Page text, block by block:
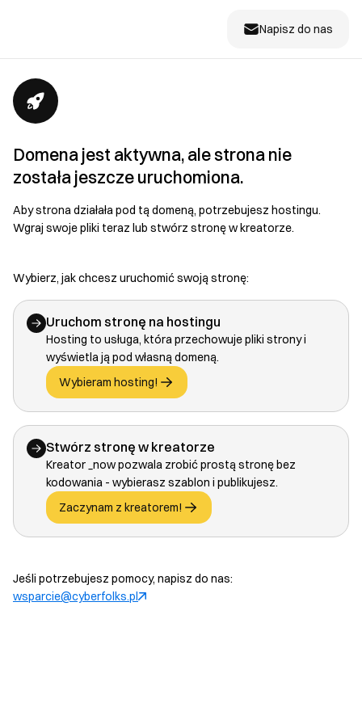
Napisz do nas
Domena jest aktywna, ale strona nie
została jeszcze uruchomiona.
Aby strona działała pod tą domeną, potrzebujesz hostingu.
Wgraj swoje pliki teraz lub stwórz stronę w kreatorze.
Wybierz, jak chcesz uruchomić swoją stronę:
Uruchom stronę na hostingu
Hosting to usługa, która przechowuje pliki strony i
wyświetla ją pod własną domeną.
Wybieram hosting!
Stwórz stronę w kreatorze
Kreator _now pozwala zrobić prostą stronę bez
kodowania - wybierasz szablon i publikujesz.
Zaczynam z kreatorem!
Jeśli potrzebujesz pomocy, napisz do nas:
wsparcie@cyberfolks.pl